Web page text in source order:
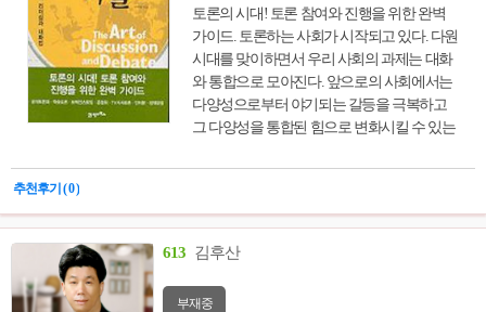
토론의 시대! 토론 참여와 진행을 위한 완벽
가이드. 토론하는 사회가 시작되고 있다. 다원
시대를 맞이하면서 우리 사회의 과제는 대화
와 통합으로 모아진다. 앞으로의 사회에서는
다양성으로부터 야기되는 갈등을 극복하고
그 다양성을 통합된 힘으로 변화시킬 수 있는
그 대안이 되고 있다. 토론자, 사회자 , 주최자
추천후기 ( 0 )
613 김후산
부재중